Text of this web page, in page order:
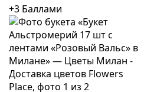
+3 Баллами